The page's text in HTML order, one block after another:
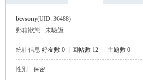
bcvsony(UID: 36488)
郵箱狀態
未驗證
統計信息 好友數 0 回帖數 12 主題數 0
性別 保密